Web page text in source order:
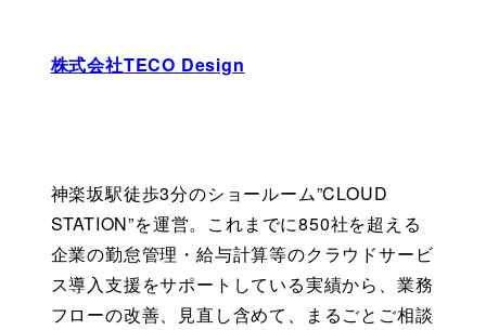
株式会社TECO Design
神楽坂駅徒歩3分のショールーム”CLOUD
STATION”を運営。これまでに850社を超える
企業の勤怠管理・給与計算等のクラウドサービ
ス導入支援をサポートしている実績から、業務
フローの改善、見直し含めて、まるごとご相談